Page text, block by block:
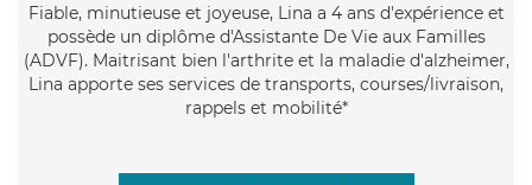
Fiable, minutieuse et joyeuse, Lina a 4 ans d'expérience et
possède un diplôme d'Assistante De Vie aux Familles
(ADVF). Maitrisant bien l'arthrite et la maladie d'alzheimer,
Lina apporte ses services de transports, courses/livraison,
rappels et mobilité*